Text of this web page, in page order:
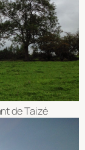
de Taizé